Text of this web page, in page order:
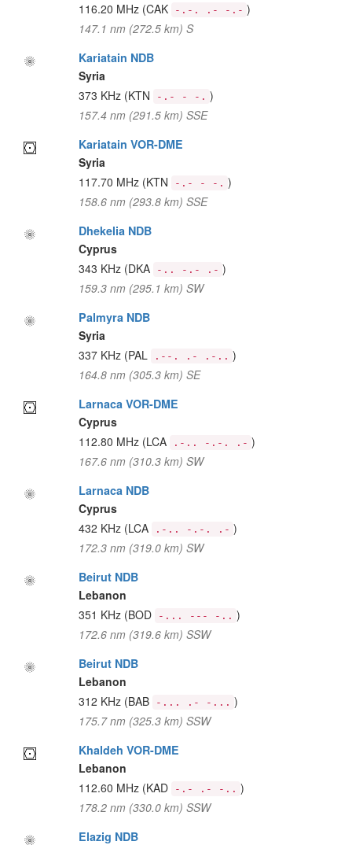
116.20 MHz (CAK -.-. .- -.- )
147.1 nm (272.5 km) S
Kariatain NDB
Syria
373 KHz (KTN -.- - -. )
157.4 nm (291.5 km) SSE
Kariatain VOR-DME
Syria
117.70 MHz (KTN -.- - -. )
158.6 nm (293.8 km) SSE
Dhekelia NDB
Cyprus
343 KHz (DKA -.. -.- .- )
159.3 nm (295.1 km) SW
Palmyra NDB
Syria
337 KHz (PAL .--. .- .-.. )
164.8 nm (305.3 km) SE
Larnaca VOR-DME
Cyprus
112.80 MHz (LCA .-.. -.-. .- )
167.6 nm (310.3 km) SW
Larnaca NDB
Cyprus
432 KHz (LCA .-.. -.-. .- )
172.3 nm (319.0 km) SW
Beirut NDB
Lebanon
351 KHz (BOD -... --- -.. )
172.6 nm (319.6 km) SSW
Beirut NDB
Lebanon
312 KHz (BAB -... .- -... )
175.7 nm (325.3 km) SSW
Khaldeh VOR-DME
Lebanon
112.60 MHz (KAD -.- .- -.. )
178.2 nm (330.0 km) SSW
Elazig NDB